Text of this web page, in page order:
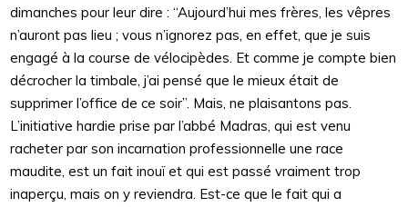
dimanches pour leur dire : “Aujourd’hui mes frères, les vêpres
n’auront pas lieu ; vous n’ignorez pas, en effet, que je suis
engagé à la course de vélocipèdes. Et comme je compte bien
décrocher la timbale, j’ai pensé que le mieux était de
supprimer l’office de ce soir”. Mais, ne plaisantons pas.
L’initiative hardie prise par l’abbé Madras, qui est venu
racheter par son incarnation professionnelle une race
maudite, est un fait inouï et qui est passé vraiment trop
inaperçu, mais on y reviendra. Est-ce que le fait qui a